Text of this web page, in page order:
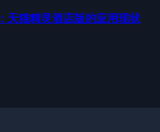
天猫精灵酒店版的应用现状